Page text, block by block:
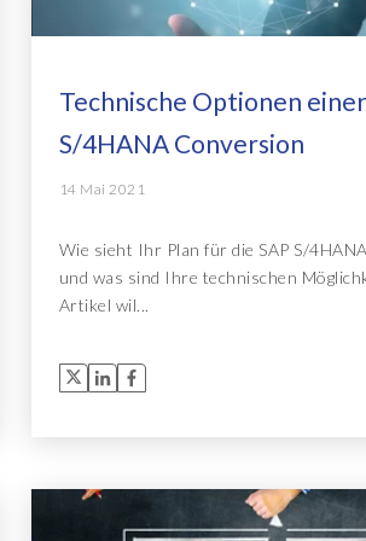
Technische Optionen einer
S/4HANA Conversion
14 Mai 2021
Wie sieht Ihr Plan für die SAP S/
und was sind Ihre technischen
Artikel wil...